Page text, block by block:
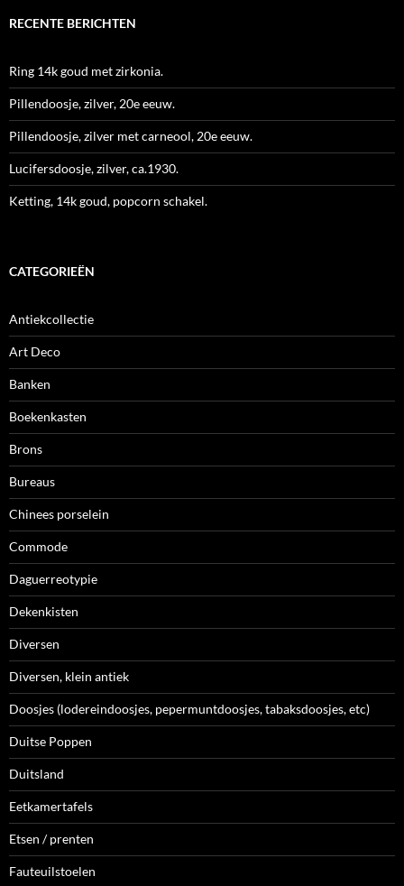
RECENTE BERICHTEN
Ring 14k goud met zirkonia.
Pillendoosje, zilver, 20e eeuw.
Pillendoosje, zilver met carneool, 20e eeuw.
Lucifersdoosje, zilver, ca.1930.
Ketting, 14k goud, popcorn schakel.
CATEGORIEËN
Antiekcollectie
Art Deco
Banken
Boekenkasten
Brons
Bureaus
Chinees porselein
Commode
Daguerreotypie
Dekenkisten
Diversen
Diversen, klein antiek
Doosjes (lodereindoosjes, pepermuntdoosjes, tabaksdoosjes, etc)
Duitse Poppen
Duitsland
Eetkamertafels
Etsen / prenten
Fauteuilstoelen